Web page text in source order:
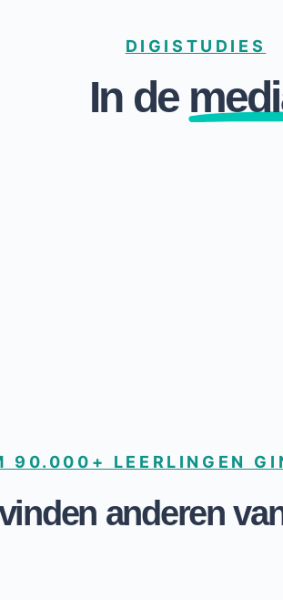
DIGISTUDIES
In de
90.000+ LEERLINGEN
anderen